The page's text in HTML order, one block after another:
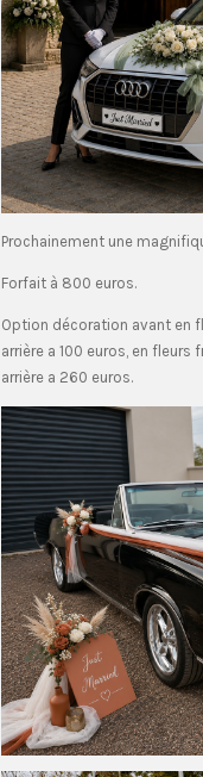
Prochainement une
Forfait à 800 euros.
Option décoration avant en
arrière a 100 euros, en
arrière a 260 euros.